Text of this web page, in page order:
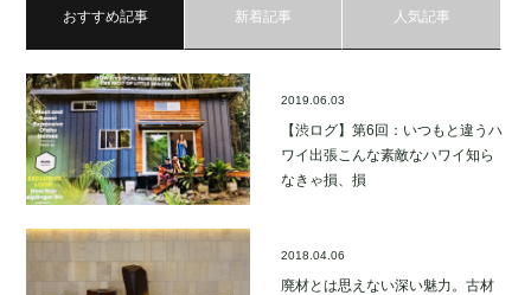
おすすめ記事 新着記事 人気記事
2019.06.03
【渋ログ】第6回：いつもと違うハ
ワイ出張こんな素敵なハワイ知ら
なきゃ損、損
2018.04.06
廃材とは思えない深い魅力。古材